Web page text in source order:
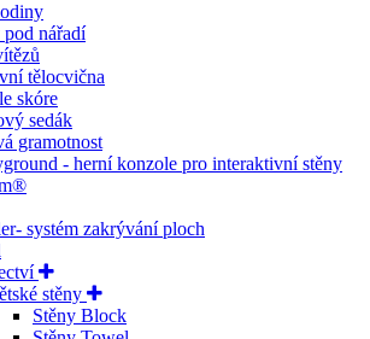
nářadí
tělocvična
skóre
sedák
gramotnost
- herní konzole pro interaktivní stěny
systém zakrývání ploch
stěny
Stěny Block